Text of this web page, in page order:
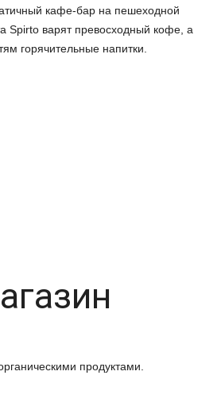
кафе-бар на пешеходной
Spirto варят превосходный кофе, а
горячительные напитки.
продуктами.